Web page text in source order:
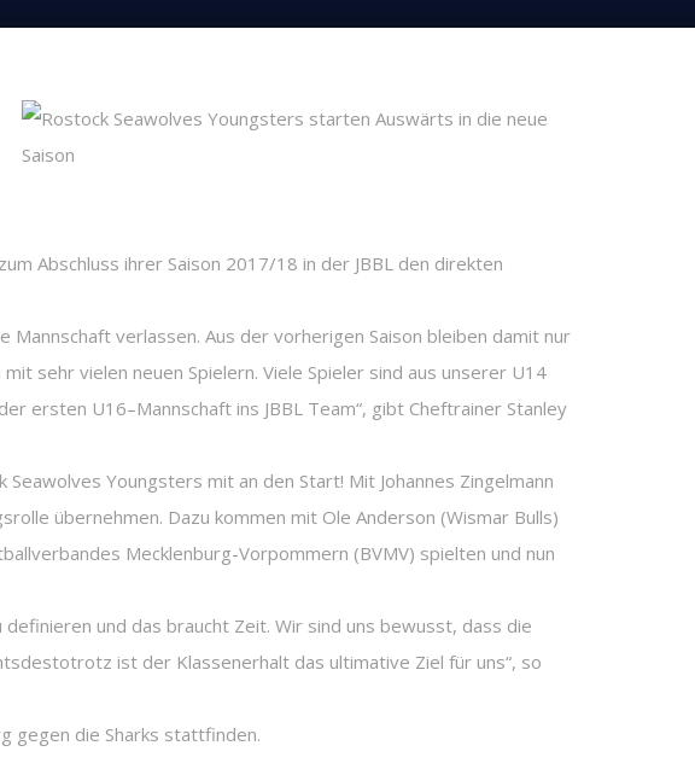
Abschluss ihrer Saison 2017/18 in der JBBL den direkten
verlassen. Aus der vorherigen Saison bleiben damit nur
sehr vielen neuen Spielern. Viele Spieler sind aus unserer U14
ersten U16–Mannschaft ins JBBL Team“, gibt Cheftrainer Stanley
Youngsters mit an den Start! Mit Johannes Zingelmann
übernehmen. Dazu kommen mit Ole Anderson (Wismar Bulls)
Mecklenburg-Vorpommern (BVMV) spielten und nun
und das braucht Zeit. Wir sind uns bewusst, dass die
ist der Klassenerhalt das ultimative Ziel für uns“, so
gegen die Sharks stattfinden.